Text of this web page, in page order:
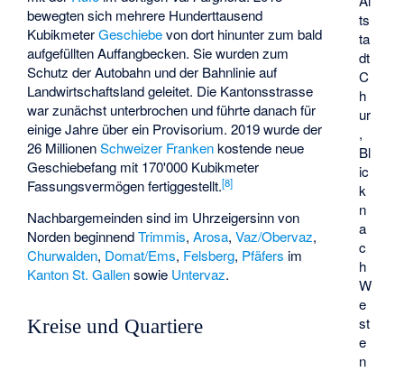
ts
ta
dt
C
h
ur
,
Bl
ic
k
n
a
c
h
W
e
st
e
n
bewegten sich mehrere Hunderttausend
KubikmeterGeschiebevon dort hinunter zum bald
aufgefüllten Auffangbecken. Sie wurden zum
Schutz der Autobahn und der Bahnlinie auf
Landwirtschaftsland geleitet. Die Kantonsstrasse
war zunächst unterbrochen und führte danach für
einige Jahre über ein Provisorium. 2019 wurde der
26 MillionenSchweizer Frankenkostende neue
Geschiebefang mit 170'000 Kubikmeter
Fassungsvermögen fertiggestellt.[8]
Nachbargemeinden sind im Uhrzeigersinn von
Norden beginnendTrimmis,Arosa,Vaz/Obervaz,
Churwalden, Domat/Ems, Felsberg, Pfäfers im
Kanton St. Gallensowie Untervaz.
Kreise und Quartiere